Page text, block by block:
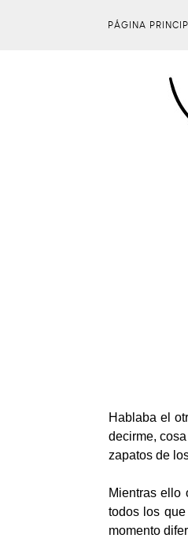
PÁGINA
Hablaba el
decirme,
zapatos de
Mientras ello
todos los
momento